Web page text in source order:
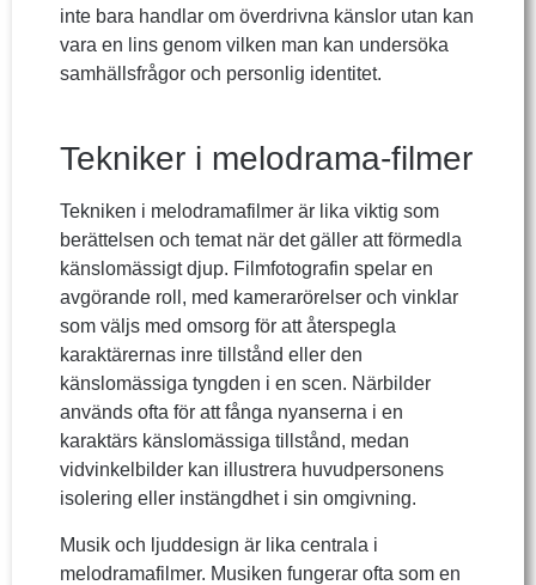
inte bara handlar om överdrivna känslor utan kan
vara en lins genom vilken man kan undersöka
samhällsfrågor och personlig identitet.
Tekniker i melodrama-filmer
Tekniken i melodramafilmer är lika viktig som
berättelsen och temat när det gäller att förmedla
känslomässigt djup. Filmfotografin spelar en
avgörande roll, med kamerarörelser och vinklar
som väljs med omsorg för att återspegla
karaktärernas inre tillstånd eller den
känslomässiga tyngden i en scen. Närbilder
används ofta för att fånga nyanserna i en
karaktärs känslomässiga tillstånd, medan
vidvinkelbilder kan illustrera huvudpersonens
isolering eller instängdhet i sin omgivning.
Musik och ljuddesign är lika centrala i
melodramafilmer. Musiken fungerar ofta som en